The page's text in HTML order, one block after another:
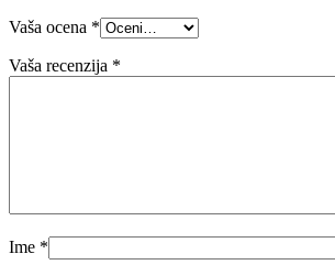
Vaša ocena *
Vaša recenzija *
Ime *